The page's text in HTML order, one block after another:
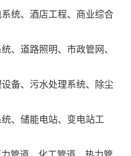
系统、酒店工程、商业综合
、道路照明、市政管网、
备、污水处理系统、除尘
、储能电站、变电站工